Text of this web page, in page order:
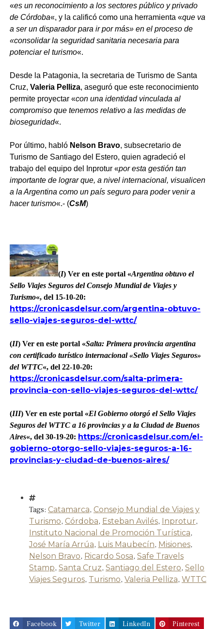
«es un reconocimiento a los sectores público y privado
de Córdoba«, y la calificó como una herramienta «que va
a ser un disparador para ir por más» en el proceso de
«consolidar la seguridad sanitaria necesaria para
potenciar el turismo«.
Desde la Patagonia, la secretaria de Turismo de Santa
Cruz, Valeria Pelliza, aseguró que este reconocimiento
permite proyectar «con una identidad vinculada al
compromiso que tenemos relativo a las medidas de
bioseguridad«.
Por último, habló Nelson Bravo, subsecretario de
Turismo de Santiago del Estero, quien agradeció el
trabajo del equipo del Inprotur «por esta gestión tan
importante de lograr que, a nivel internacional, visualicen
a la Argentina como un país seguro para poder venir a
hacer turismo«.- (CsM)
(I) Ver en este portal «Argentina obtuvo el
Sello Viajes Seguros del Consejo Mundial de Viajes y
Turismo«, del 15-10-20:
https://cronicasdelsur.com/argentina-obtuvo-
sello-viajes-seguros-del-wttc/
(II) Ver en este portal «Salta: Primera provincia argentina
con certificado turístico internacional «Sello Viajes Seguros»
del WTTC«, del 22-10-20:
https://cronicasdelsur.com/salta-primera-
provincia-con-sello-viajes-seguros-del-wttc/
(III) Ver en este portal «El Gobierno otorgó el Sello Viajes
Seguros del WTTC a 16 provincias y a la Ciudad de Buenos
Aires«, del 30-19-20: https://cronicasdelsur.com/el-
gobierno-otorgo-sello-viajes-seguros-a-16-
provincias-y-ciudad-de-buenos-aires/
Tags: Catamarca, Consejo Mundial de Viajes y
Turismo, Córdoba, Esteban Avilés, Inprotur,
Instituto Nacional de Promoción Turística,
José María Arrúa, Luis Maubecín, Misiones,
Nelson Bravo, Ricardo Sosa, Safe Travels
Stamp, Santa Cruz, Santiago del Estero, Sello
Viajes Seguros, Turismo, Valeria Pelliza, WTTC
Facebook Twitter LinkedIn Pinterest